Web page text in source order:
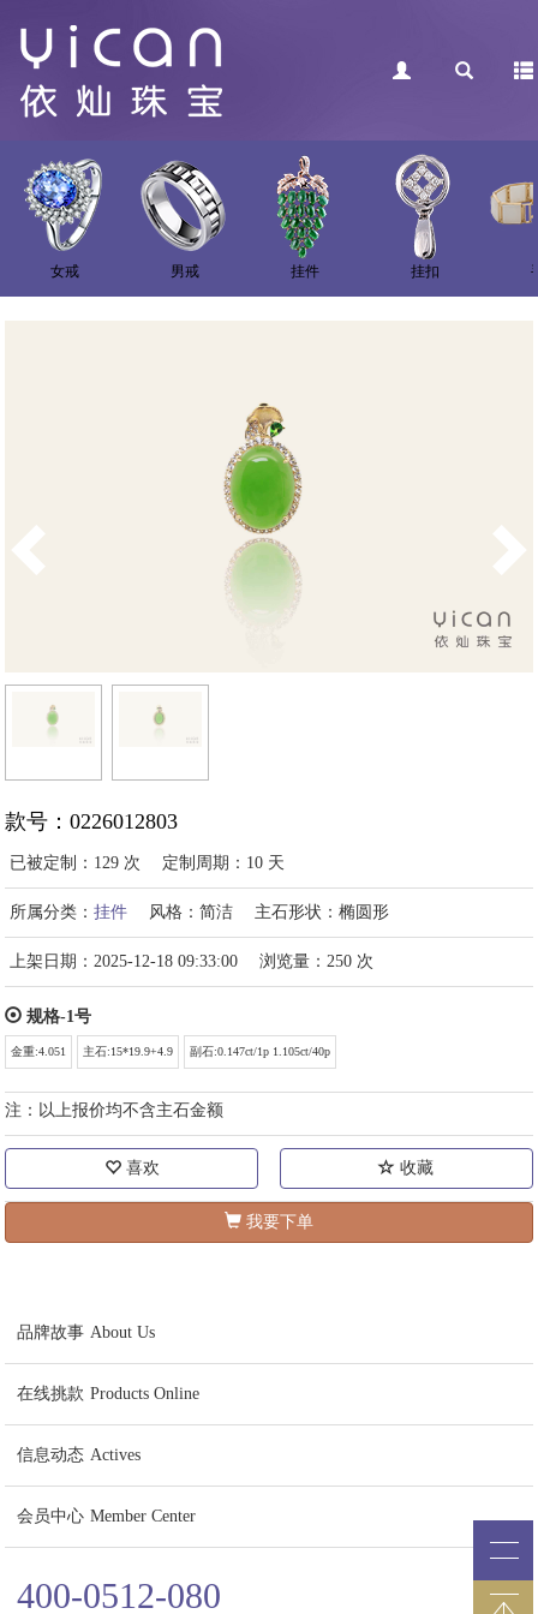
女戒 男戒 挂件 挂扣
款号：0226012803
已被定制：129 次 定制周期：10 天
所属分类：挂件 风格：简洁 主石形状：椭圆形
上架日期：2025-12-18 09:33:00 浏览量：250 次
规格-1号
金重:4.051 主石:15*19.9+4.9 副石:0.147ct/1p 1.105ct/40p
注：以上报价均不含主石金额
喜欢 收藏
我要下单
品牌故事 About Us
在线挑款 Products Online
信息动态 Actives
会员中心 Member Center
400-0512-080